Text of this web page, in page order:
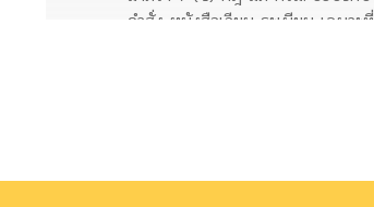
คำสั่ง หนังสือเวียน ระเบียบ เฉพาะที่